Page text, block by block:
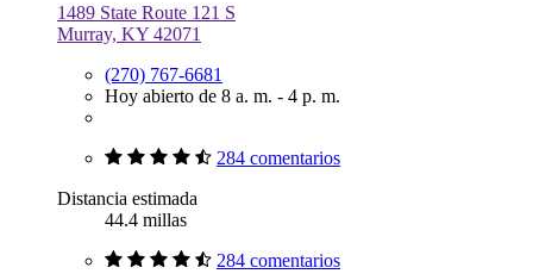
1489 State Route 121 S
Murray, KY 42071
(270) 767-6681
Hoy abierto de 8 a. m. - 4 p. m.
284 comentarios
Distancia estimada
44.4 millas
284 comentarios